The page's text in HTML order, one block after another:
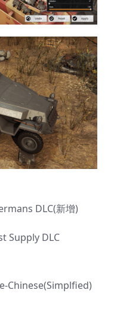
DLC(新增)
Supply DLC
Chinese(Simplfied)